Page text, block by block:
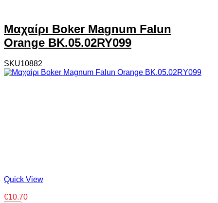
Μαχαίρι Boker Magnum Falun
Orange BK.05.02RY099
SKU10882
Quick View
€10.70